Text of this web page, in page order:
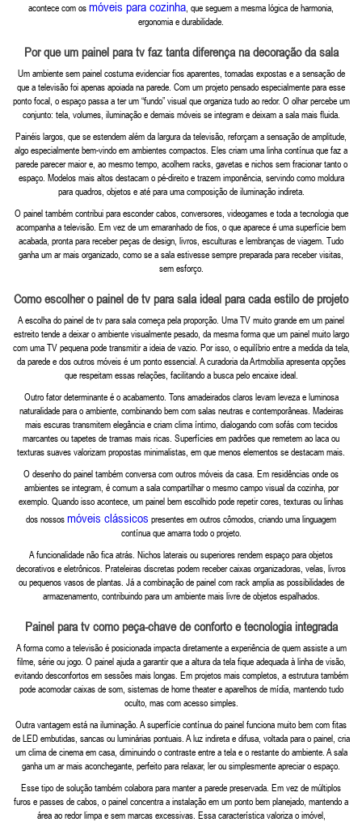
acontece com os móveis para cozinha, que seguem a mesma lógica de harmonia,
ergonomia e durabilidade.
Por que um painel para tv faz tanta diferença na decoração da sala
Um ambiente sem painel costuma evidenciar fios aparentes, tomadas expostas e a sensação de
que a televisão foi apenas apoiada na parede. Com um projeto pensado especialmente para esse
ponto focal, o espaço passa a ter um “fundo” visual que organiza tudo ao redor. O olhar percebe um
conjunto: tela, volumes, iluminação e demais móveis se integram e deixam a sala mais fluida.
Painéis largos, que se estendem além da largura da televisão, reforçam a sensação de amplitude,
algo especialmente bem-vindo em ambientes compactos. Eles criam uma linha contínua que faz a
parede parecer maior e, ao mesmo tempo, acolhem racks, gavetas e nichos sem fracionar tanto o
espaço. Modelos mais altos destacam o pé-direito e trazem imponência, servindo como moldura
para quadros, objetos e até para uma composição de iluminação indireta.
O painel também contribui para esconder cabos, conversores, videogames e toda a tecnologia que
acompanha a televisão. Em vez de um emaranhado de fios, o que aparece é uma superfície bem
acabada, pronta para receber peças de design, livros, esculturas e lembranças de viagem. Tudo
ganha um ar mais organizado, como se a sala estivesse sempre preparada para receber visitas,
sem esforço.
Como escolher o painel de tv para sala ideal para cada estilo de projeto
A escolha do painel de tv para sala começa pela proporção. Uma TV muito grande em um painel
estreito tende a deixar o ambiente visualmente pesado, da mesma forma que um painel muito largo
com uma TV pequena pode transmitir a ideia de vazio. Por isso, o equilíbrio entre a medida da tela,
da parede e dos outros móveis é um ponto essencial. A curadoria da Artmobilia apresenta opções
que respeitam essas relações, facilitando a busca pelo encaixe ideal.
Outro fator determinante é o acabamento. Tons amadeirados claros levam leveza e luminosa
naturalidade para o ambiente, combinando bem com salas neutras e contemporâneas. Madeiras
mais escuras transmitem elegância e criam clima íntimo, dialogando com sofás com tecidos
marcantes ou tapetes de tramas mais ricas. Superfícies em padrões que remetem ao laca ou
texturas suaves valorizam propostas minimalistas, em que menos elementos se destacam mais.
O desenho do painel também conversa com outros móveis da casa. Em residências onde os
ambientes se integram, é comum a sala compartilhar o mesmo campo visual da cozinha, por
exemplo. Quando isso acontece, um painel bem escolhido pode repetir cores, texturas ou linhas
dos nossos móveis clássicos presentes em outros cômodos, criando uma linguagem
contínua que amarra todo o projeto.
A funcionalidade não fica atrás. Nichos laterais ou superiores rendem espaço para objetos
decorativos e eletrônicos. Prateleiras discretas podem receber caixas organizadoras, velas, livros
ou pequenos vasos de plantas. Já a combinação de painel com rack amplia as possibilidades de
armazenamento, contribuindo para um ambiente mais livre de objetos espalhados.
Painel para tv como peça-chave de conforto e tecnologia integrada
A forma como a televisão é posicionada impacta diretamente a experiência de quem assiste a um
filme, série ou jogo. O painel ajuda a garantir que a altura da tela fique adequada à linha de visão,
evitando desconfortos em sessões mais longas. Em projetos mais completos, a estrutura também
pode acomodar caixas de som, sistemas de home theater e aparelhos de mídia, mantendo tudo
oculto, mas com acesso simples.
Outra vantagem está na iluminação. A superfície contínua do painel funciona muito bem com fitas
de LED embutidas, sancas ou luminárias pontuais. A luz indireta e difusa, voltada para o painel, cria
um clima de cinema em casa, diminuindo o contraste entre a tela e o restante do ambiente. A sala
ganha um ar mais aconchegante, perfeito para relaxar, ler ou simplesmente apreciar o espaço.
Esse tipo de solução também colabora para manter a parede preservada. Em vez de múltiplos
furos e passes de cabos, o painel concentra a instalação em um ponto bem planejado, mantendo a
área ao redor limpa e sem marcas excessivas. Essa característica valoriza o imóvel,